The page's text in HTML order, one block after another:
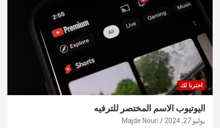
اخترنا لك
اليوتيوب الاسم المختصر للترفيه
يوليو 27, 2024 Majde Nouri